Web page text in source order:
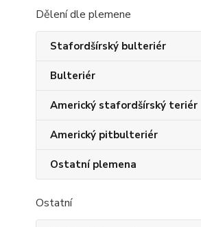
Dělení dle plemene
Stafordšírský bulteriér
Bulteriér
Americký stafordšírský teriér
Americký pitbulteriér
Ostatní plemena
Ostatní